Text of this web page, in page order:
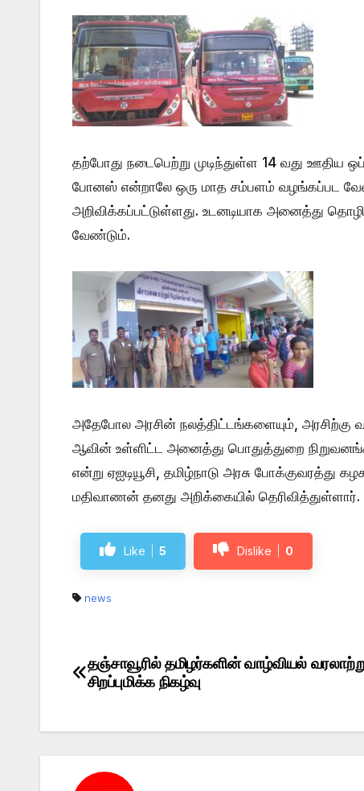
தற்போது நடைபெற்று முடிந்துள்ள 14 வது ஊதிய
போனஸ் என்றாலே ஒரு மாத சம்பளம் வழங்கப்பட
அறிவிக்கப்பட்டுள்ளது. உடனடியாக அனைத்து
வேண்டும்.
அதேபோல அரசின் நலத்திட்டங்களையும், அரசிற்கு
ஆவின் உள்ளிட்ட அனைத்து பொதுத்துறை
என்று ஏஐடியூசி, தமிழ்நாடு அரசு
மதிவாணன் தனது அறிக்கையில் தெரிவித்துள்ளார்.
Like 5 Dislike 0
news
Post
navigation
தஞ்சாவூரில் தமிழர்களின் வாழ்வியல்
சிறப்புமிக்க நிகழ்வு